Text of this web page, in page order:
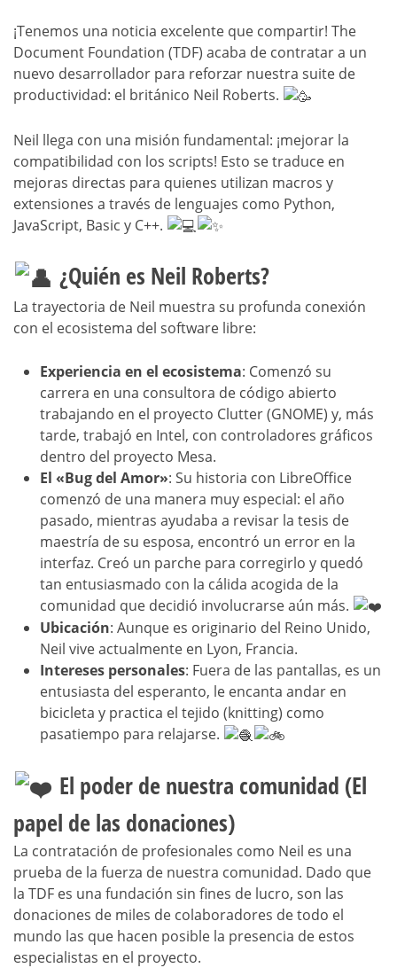
¡Tenemos una noticia excelente que compartir! The
Document Foundation (TDF) acaba de contratar a un
nuevo desarrollador para reforzar nuestra suite de
productividad: el británico Neil Roberts.
Neil llega con una misión fundamental: ¡mejorar la
compatibilidad con los scripts! Esto se traduce en
mejoras directas para quienes utilizan macros y
extensiones a través de lenguajes como Python,
JavaScript, Basic y C++.
¿Quién es Neil Roberts?
La trayectoria de Neil muestra su profunda conexión
con el ecosistema del software libre:
Experiencia en el ecosistema: Comenzó su
carrera en una consultora de código abierto
trabajando en el proyecto Clutter (GNOME) y, más
tarde, trabajó en Intel, con controladores gráficos
dentro del proyecto Mesa.
El «Bug del Amor»: Su historia con LibreOffice
comenzó de una manera muy especial: el año
pasado, mientras ayudaba a revisar la tesis de
maestría de su esposa, encontró un error en la
interfaz. Creó un parche para corregirlo y quedó
tan entusiasmado con la cálida acogida de la
comunidad que decidió involucrarse aún más.
Ubicación: Aunque es originario del Reino Unido,
Neil vive actualmente en Lyon, Francia.
Intereses personales: Fuera de las pantallas, es un
entusiasta del esperanto, le encanta andar en
bicicleta y practica el tejido (knitting) como
pasatiempo para relajarse.
El poder de nuestra comunidad (El
papel de las donaciones)
La contratación de profesionales como Neil es una
prueba de la fuerza de nuestra comunidad. Dado que
la TDF es una fundación sin fines de lucro, son las
donaciones de miles de colaboradores de todo el
mundo las que hacen posible la presencia de estos
especialistas en el proyecto.